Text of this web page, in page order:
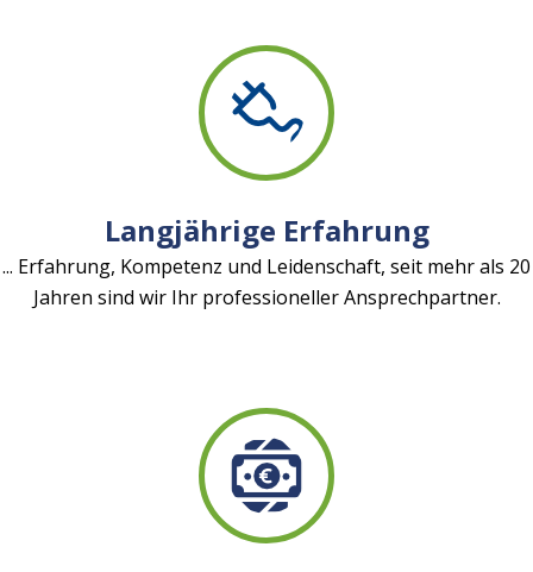
Langjährige Erfahrung
... Erfahrung, Kompetenz und Leidenschaft, seit mehr als 20
Jahren sind wir Ihr professioneller Ansprechpartner.